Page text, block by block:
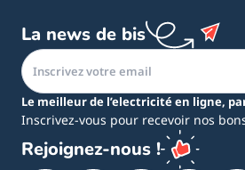
La news de bis
Le meilleur de l’electricité en ligne,
Inscrivez-vous pour recevoir nos
Rejoignez-nous !